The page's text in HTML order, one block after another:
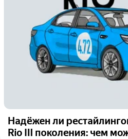
Надёжен ли
Rio III поколения: чем